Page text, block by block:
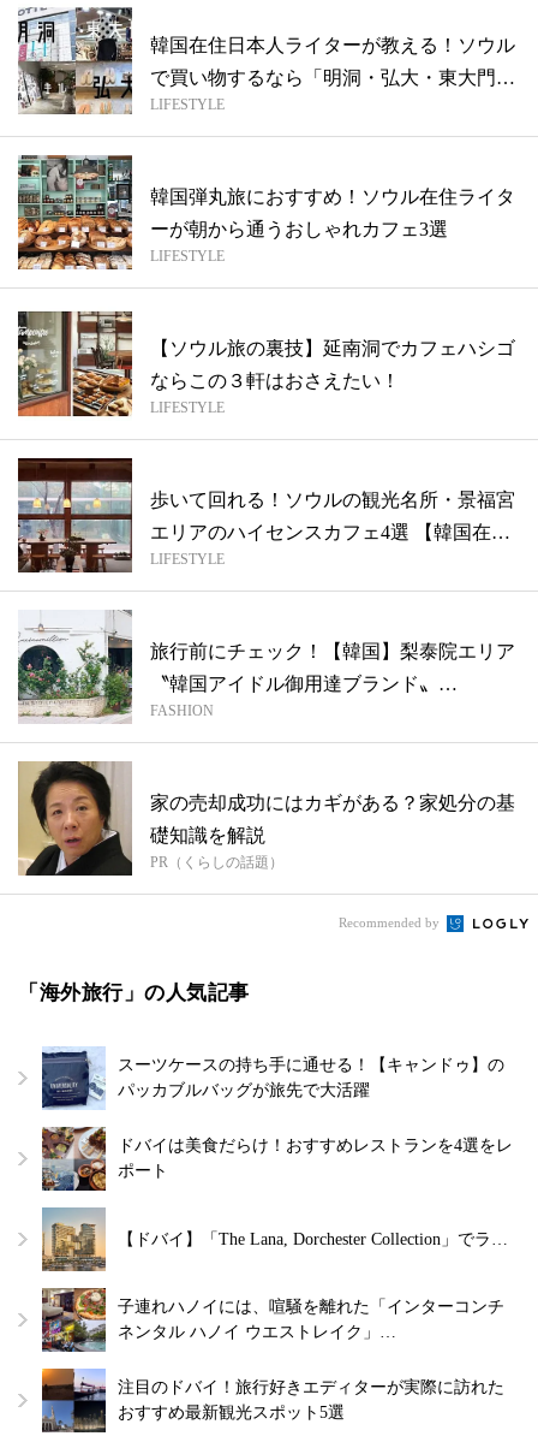
韓国在住日本人ライターが教える！ソウル
で買い物するなら「明洞・弘大・東大門・
カロ...
LIFESTYLE
韓国弾丸旅におすすめ！ソウル在住ライタ
ーが朝から通うおしゃれカフェ3選
LIFESTYLE
【ソウル旅の裏技】延南洞でカフェハシゴ
ならこの３軒はおさえたい！
LIFESTYLE
歩いて回れる！ソウルの観光名所・景福宮
エリアのハイセンスカフェ4選 【韓国在住
カ...
LIFESTYLE
旅行前にチェック！【韓国】梨泰院エリア
〝韓国アイドル御用達ブランド〟
「DIAGO...
FASHION
家の売却成功にはカギがある？家処分の基
礎知識を解説
PR（くらしの話題）
Recommended by
「海外旅行」の人気記事
スーツケースの持ち手に通せる！【キャンドゥ】の
パッカブルバッグが旅先で大活躍
ドバイは美食だらけ！おすすめレストランを4選をレ
ポート
【ドバイ】「The Lana, Dorchester Collection」でラ…
子連れハノイには、喧騒を離れた「インターコンチ
ネンタル ハノイ ウエストレイク」…
注目のドバイ！旅行好きエディターが実際に訪れた
おすすめ最新観光スポット5選